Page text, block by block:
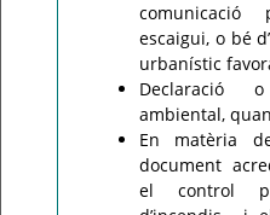
comunicació
escaigui, o bé
urbanístic
Declaració
ambiental,
En matèria
document
el control